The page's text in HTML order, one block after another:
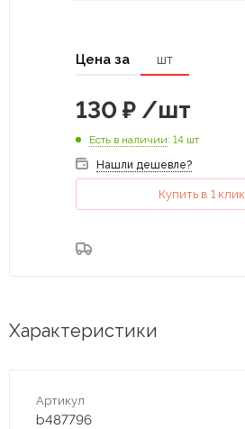
Цена за шт
130 ₽ /шт
Есть в наличии: 14 шт
Нашли дешевле?
Купить в 1 клик
Характеристики
Артикул
b487796